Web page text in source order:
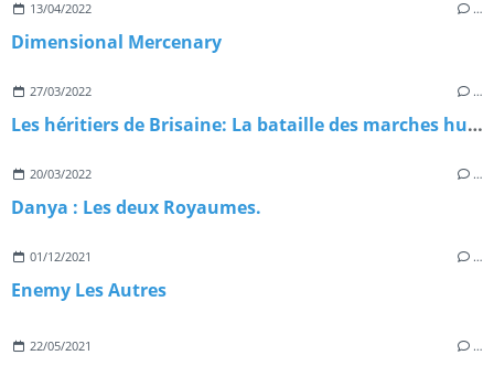
13/04/2022 …
Dimensional Mercenary
27/03/2022 …
Les héritiers de Brisaine: La bataille des marches hurleuses –
20/03/2022 …
Danya : Les deux Royaumes.
01/12/2021 …
Enemy Les Autres
22/05/2021 …